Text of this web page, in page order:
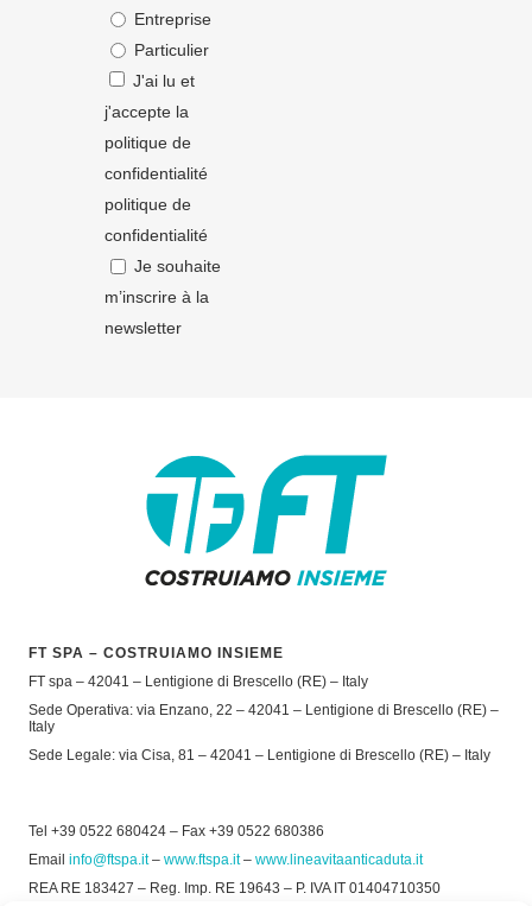
Entreprise
Particulier
J'ai lu et
j'accepte la
politique de
confidentialité
politique de
confidentialité
Je souhaite
m’inscrire à la
newsletter
FT SPA – COSTRUIAMO INSIEME
FT spa – 42041 – Lentigione di Brescello (RE) – Italy
Sede Operativa: via Enzano, 22 – 42041 – Lentigione di Brescello (RE) –
Italy
Sede Legale: via Cisa, 81 – 42041 – Lentigione di Brescello (RE) – Italy
Tel +39 0522 680424 – Fax +39 0522 680386
Email info@ftspa.it– www.ftspa.it– www.lineavitaanticaduta.it
REA RE 183427 – Reg. Imp. RE 19643 – P. IVA IT 01404710350